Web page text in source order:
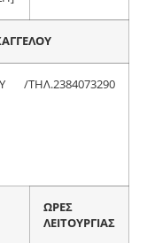
/ΤΗΛ.2384073290
ΩΡΕΣ
ΛΕΙΤΟΥΡΓΙΑΣ